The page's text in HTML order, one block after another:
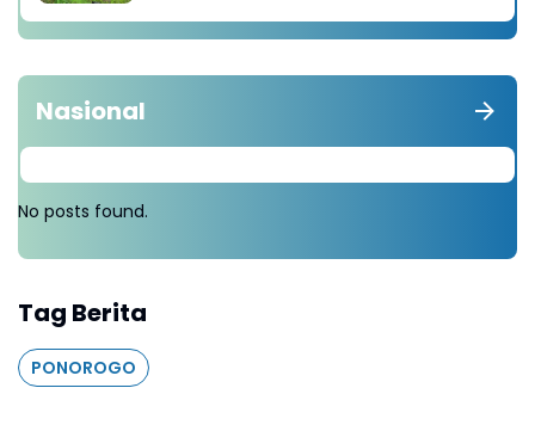
Nasional
No posts found.
Tag Berita
PONOROGO